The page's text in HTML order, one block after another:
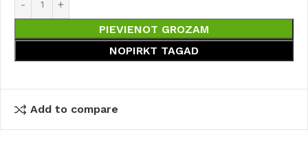
PIEVIENOT GROZAM
NOPIRKT TAGAD
Add to compare